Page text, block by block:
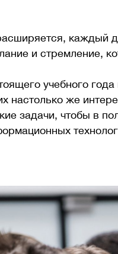
и стремление,
учебного
настолько же
задачи, чтобы в